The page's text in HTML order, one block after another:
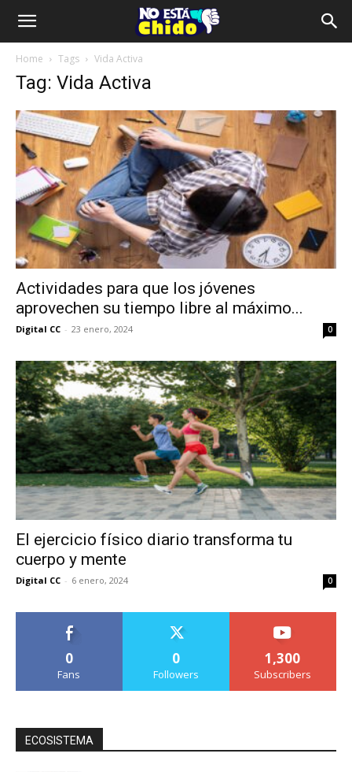
Home Tags Vida Activa
Tag: Vida Activa
Actividades para que los jóvenes
aprovechen su tiempo libre al máximo...
Digital CC - 23 enero, 2024 0
El ejercicio físico diario transforma tu
cuerpo y mente
Digital CC - 6 enero, 2024 0
0
Fans
0
Followers
1,300
Subscribers
ECOSISTEMA